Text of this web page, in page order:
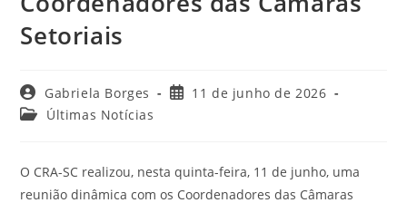
Setoriais
Autor
do
post:
Gabriela Borges
Post11 de junho de 2026
Categoria
Últimas Notícias
O CRA-SC realizou, nesta quinta-feira, 11 de junho, uma
reunião dinâmica com os Coordenadores das Câmaras